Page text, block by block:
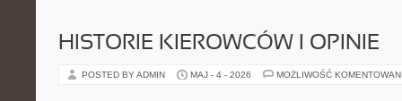
HISTORIE KIEROWCÓW I OPINIE
POSTED BY ADMIN MAJ - 4 - 2026 MOŻLIWOŚĆ